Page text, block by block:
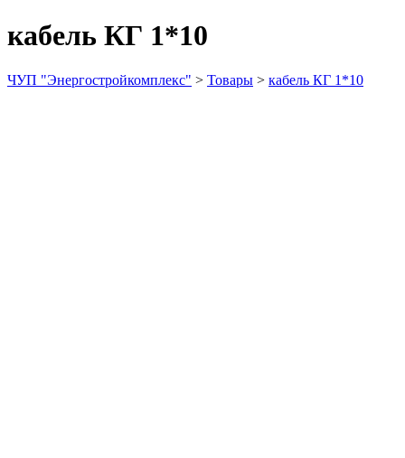
кабель КГ 1*10
ЧУП "Энергостройкомплекс" > Товары > кабель КГ 1*10